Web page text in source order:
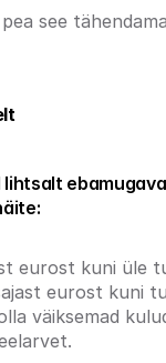
see
eurost kuni üle
eurost kuni
väiksemad